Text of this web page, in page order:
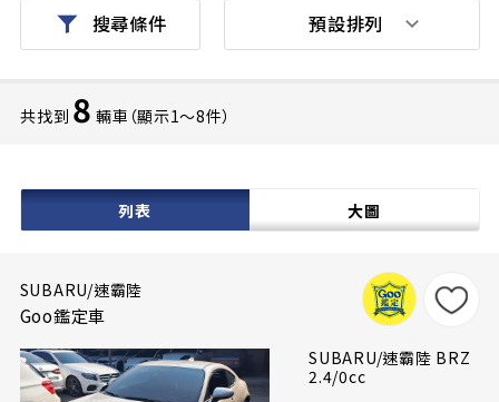
搜尋條件
共找到 8 輛車（顯示1〜8件）
列表 大圖
預設排列
SUBARU/速霸陸
Goo鑑定車
SUBARU/速霸陸 BRZ
2.4/0cc